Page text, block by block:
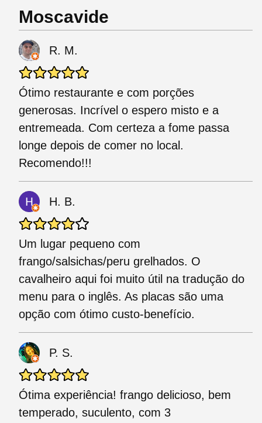
Moscavide
R. M.
Ótimo restaurante e com porções
generosas. Incrível o espero misto e a
entremeada. Com certeza a fome passa
longe depois de comer no local.
Recomendo!!!
H. B.
Um lugar pequeno com
frango/salsichas/peru grelhados. O
cavalheiro aqui foi muito útil na tradução do
menu para o inglês. As placas são uma
opção com ótimo custo-benefício.
P. S.
Ótima experiência! frango delicioso, bem
temperado, suculento, com 3